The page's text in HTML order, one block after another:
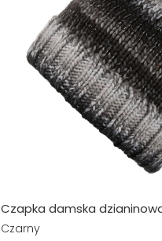
Czapka damska
Czarny